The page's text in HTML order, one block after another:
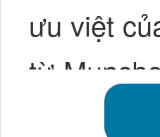
ưu việt
từ
mặt